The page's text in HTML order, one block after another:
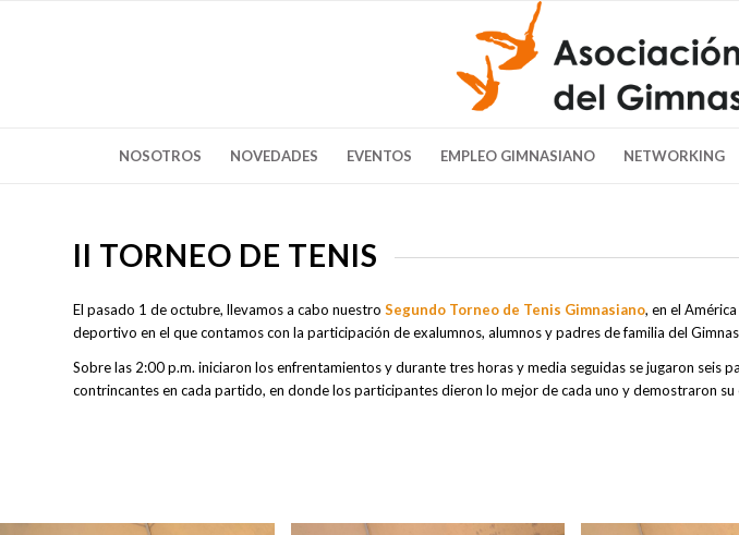
NOSOTROS NOVEDADES EVENTOS EMPLEO GIMNASIANO NETWORKING
II TORNEO DE TENIS
El pasado 1 de octubre, llevamos a cabo nuestro Segundo Torneo de Tenis Gimnasiano, en el
deportivo en el que contamos con la participación de exalumnos, alumnos y padres de familia del
Sobre las 2:00 p.m. iniciaron los enfrentamientos y durante tres horas y media seguidas se jugaron seis
contrincantes en cada partido, en donde los participantes dieron lo mejor de cada uno y demostraron